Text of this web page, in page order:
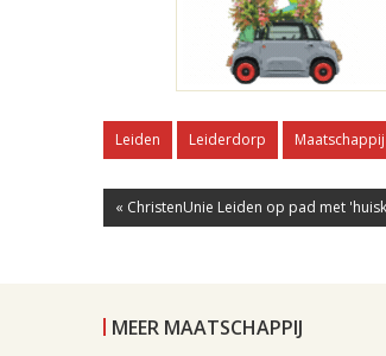
Leiden Leiderdorp Maatschappij
« ChristenUnie Leiden op pad met
MEER MAATSCHAPPIJ